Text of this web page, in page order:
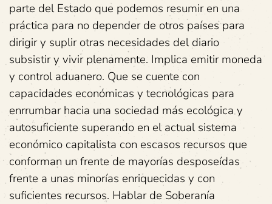
parte del Estado que podemos resumir en una
práctica para no depender de otros países para
dirigir y suplir otras necesidades del diario
subsistir y vivir plenamente. Implica emitir moneda
y control aduanero. Que se cuente con
capacidades económicas y tecnológicas para
enrrumbar hacia una sociedad más ecológica y
autosuficiente superando en el actual sistema
económico capitalista con escasos recursos que
conforman un frente de mayorías desposeídas
frente a unas minorías enriquecidas y con
suficientes recursos. Hablar de Soberanía